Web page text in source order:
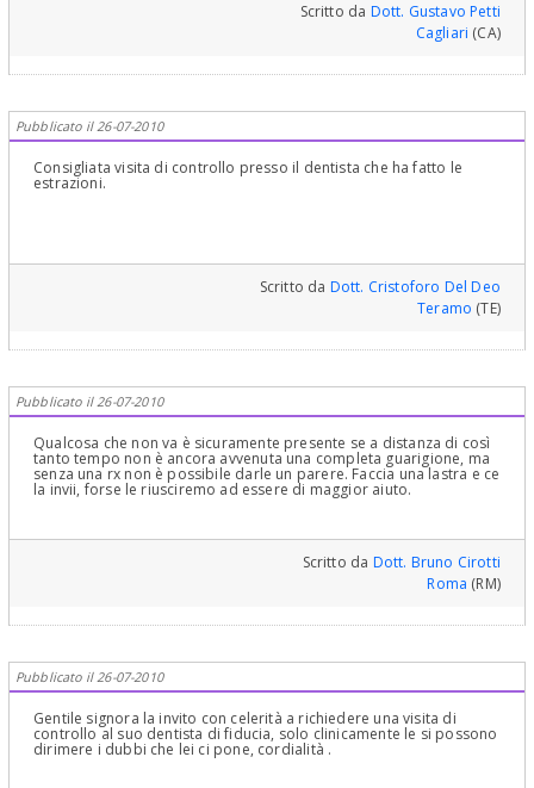
Scritto da Dott. Gustavo Petti
Cagliari (CA)
Pubblicato il 26-07-2010
Consigliata visita di controllo presso il dentista che ha fatto le
estrazioni.
Scritto da Dott. Cristoforo Del Deo
Teramo (TE)
Pubblicato il 26-07-2010
Qualcosa che non va è sicuramente presente se a distanza di così
tanto tempo non è ancora avvenuta una completa guarigione, ma
senza una rx non è possibile darle un parere. Faccia una lastra e ce
la invii, forse le riusciremo ad essere di maggior aiuto.
Scritto da Dott. Bruno Cirotti
Roma (RM)
Pubblicato il 26-07-2010
Gentile signora la invito con celerità a richiedere una visita di
controllo al suo dentista di fiducia, solo clinicamente le si possono
dirimere i dubbi che lei ci pone, cordialità .